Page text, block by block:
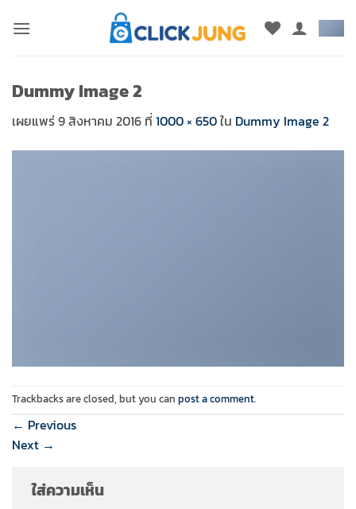
Dummy Image 2
เผยแพร่9 สิงหาคม 2016 ที่ 1000 × 650ใน Dummy Image 2
Trackbacks are closed, but you can post a comment.
← Previous
Next →
ใส่ความเห็น